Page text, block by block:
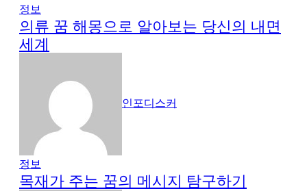
정보
의류 꿈 해몽으로 알아보는 당신의 내면
세계
인포디스커
정보
목재가 주는 꿈의 메시지 탐구하기